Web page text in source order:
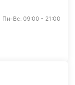
Пн-Вс: 09:00 - 21:00